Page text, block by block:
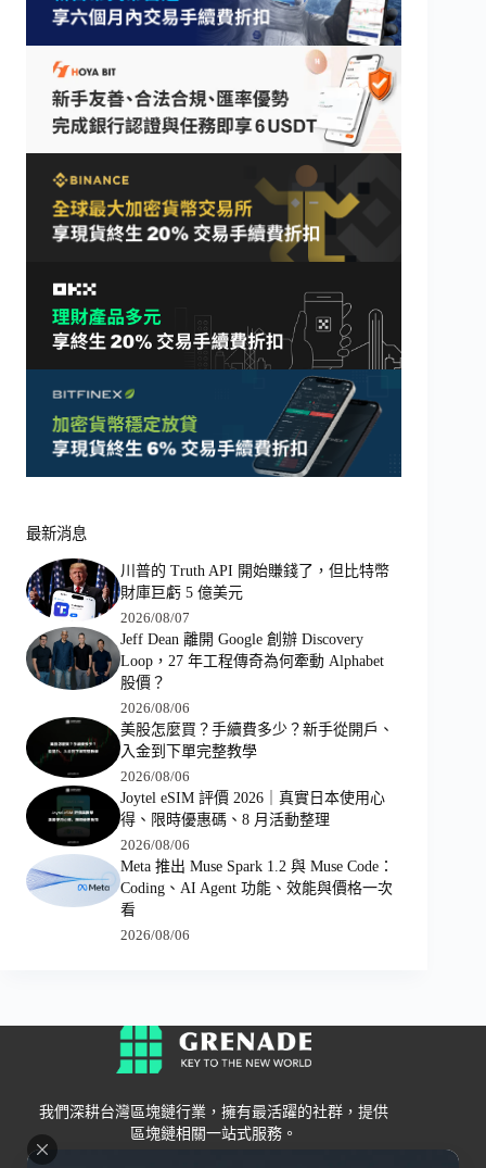
最新消息
川普的 Truth API 開始賺錢了，但比特幣
財庫巨虧 5 億美元
2026/08/07
Jeff Dean 離開 Google 創辦 Discovery
Loop，27 年工程傳奇為何牽動 Alphabet
股價？
2026/08/06
美股怎麼買？手續費多少？新手從開戶、
入金到下單完整教學
2026/08/06
Joytel eSIM 評價 2026｜真實日本使用心
得、限時優惠碼、8 月活動整理
2026/08/06
Meta 推出 Muse Spark 1.2 與 Muse Code：
Coding、AI Agent 功能、效能與價格一次
看
2026/08/06
我們深耕台灣區塊鏈行業，擁有最活躍的社群，提供
區塊鏈相關一站式服務。